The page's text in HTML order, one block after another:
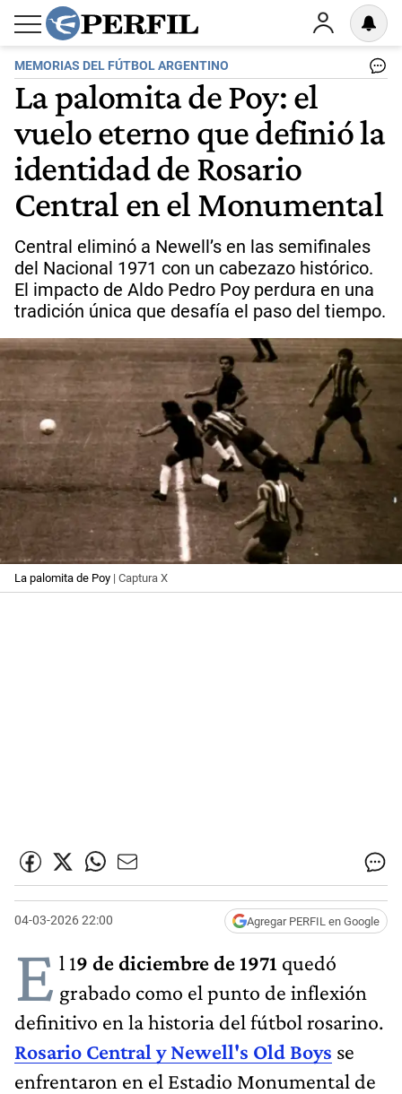
MEMORIAS DEL FÚTBOL ARGENTINO
La palomita de Poy: el
vuelo eterno que definió la
identidad de Rosario
Central en el Monumental
Central eliminó a Newell’s en las semifinales
del Nacional 1971 con un cabezazo histórico.
El impacto de Aldo Pedro Poy perdura en una
tradición única que desafía el paso del tiempo.
La palomita de Poy | Captura X
04-03-2026 22:00 Agregar PERFIL en Google
E l 19 de diciembre de 1971 quedó
grabado como el punto de inflexión
definitivo en la historia del fútbol rosarino.
Rosario Central y Newell's Old Boys se
enfrentaron en el Estadio Monumental de